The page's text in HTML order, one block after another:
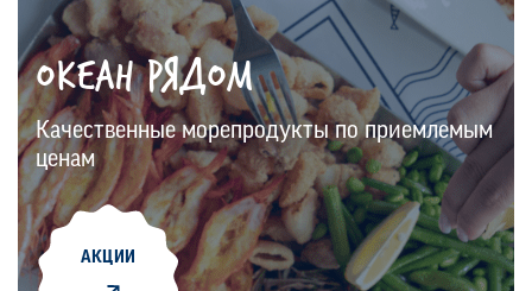
ОКЕАН РЯДОМ
Качественные морепродукты по приемлемым
ценам
АКЦИИ